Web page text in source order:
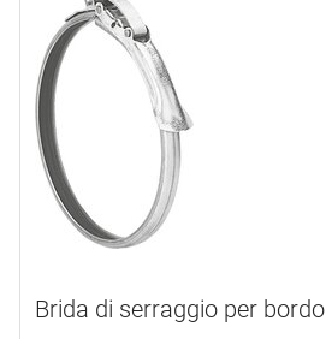
Brida di serraggio per bordo